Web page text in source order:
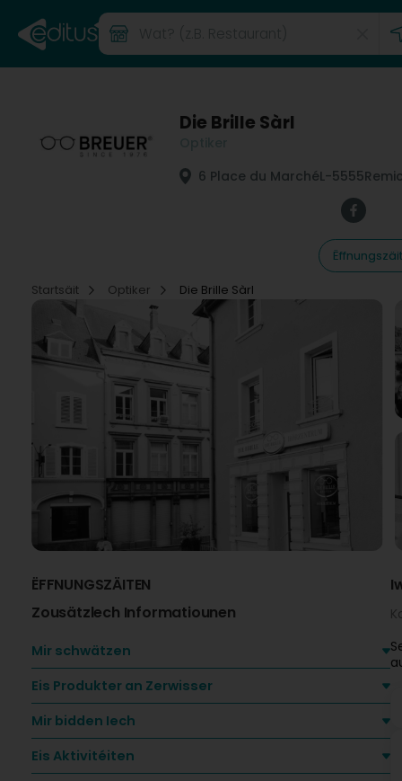
Die Brille Sàrl
6 Place du MarchéL-5555
Startsäit
Optiker Die Brille Sàrl
ËFFNUNGSZÄITEN
Zousätzlech Informatiounen
Mir schwätzen
Eis Produkter an Zerwisser
Mir bidden Iech
Eis Aktivitéiten